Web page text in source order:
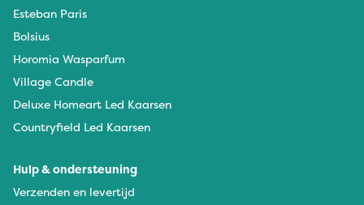
Esteban Paris
Bolsius
Horomia Wasparfum
Village Candle
Deluxe Homeart Led Kaarsen
Countryfield Led Kaarsen
Hulp & ondersteuning
Verzenden en levertijd